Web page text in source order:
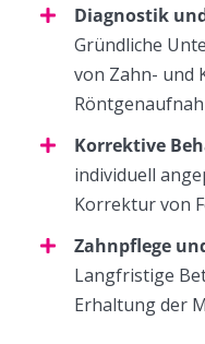
Diagnostik
Gründliche
von Zahn- und
Korrektive
individuell
Korrektur von
Zahnpflege
Langfristige
Erhaltung der